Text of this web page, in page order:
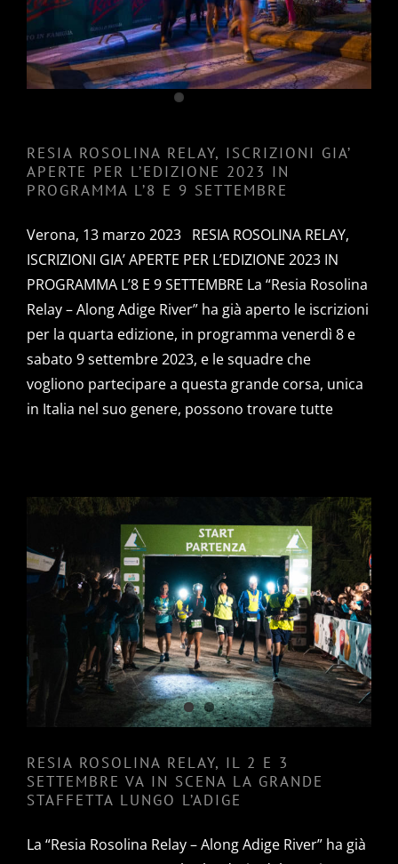
PROGRAMMA L’8 E 9
SETTEMBRE
RESIA ROSOLINA RELAY, ISCRIZIONI GIA’
APERTE PER L’EDIZIONE 2023 IN
PROGRAMMA L’8 E 9 SETTEMBRE
Verona, 13 marzo 2023 RESIA ROSOLINA RELAY,
ISCRIZIONI GIA’ APERTE PER L’EDIZIONE 2023 IN
PROGRAMMA L’8 E 9 SETTEMBRE La “Resia Rosolina
Relay – Along Adige River” ha già aperto le iscrizioni
per la quarta edizione, in programma venerdì 8 e
sabato 9 settembre 2023, e le squadre che
vogliono partecipare a questa grande corsa, unica
in Italia nel suo genere, possono trovare tutte
RESIA ROSOLINA RELAY, IL 2 E
3 SETTEMBRE VA IN SCENA LA
GRANDE STAFFETTA LUNGO
L’ADIGE
RESIA ROSOLINA RELAY, IL 2 E 3
SETTEMBRE VA IN SCENA LA GRANDE
STAFFETTA LUNGO L’ADIGE
La “Resia Rosolina Relay – Along Adige River” ha già